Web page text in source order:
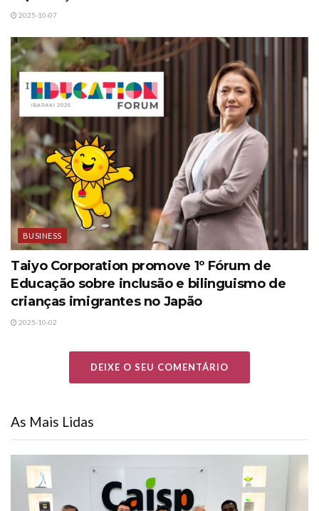
2025-10-07
BUSINESS
Taiyo Corporation promove 1º Fórum de
Educação sobre inclusão e bilinguismo de
crianças imigrantes no Japão
2025-10-02
DEIXE O SEU COMENTÁRIO
As Mais Lidas